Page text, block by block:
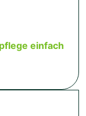
einfach